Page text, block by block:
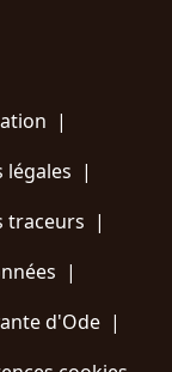
|
légales |
traceurs |
|
d'Ode |